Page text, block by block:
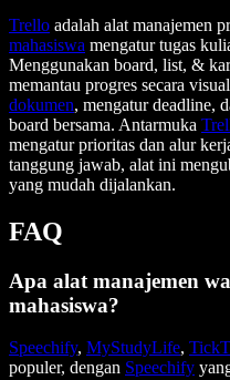
Trello adalah alat manajemen
mahasiswa mengatur tugas
Menggunakan board, list, &
memantau progres secara
dokumen, mengatur deadline,
board bersama. Antarmuka
mengatur prioritas dan alur
tanggung jawab, alat ini
yang mudah dijalankan.
FAQ
Apa alat manajemen
mahasiswa?
Speechify, MyStudyLife,
populer, dengan Speechify